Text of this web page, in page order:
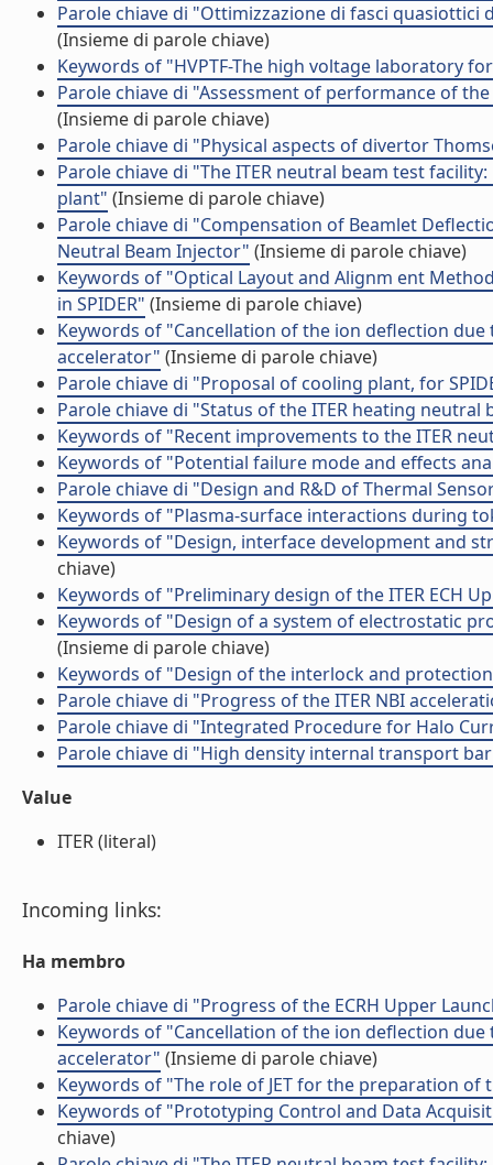
Parole chiave di "Ottimizzazione di fasci quasiottici
(Insieme di parole chiave)
Keywords of "HVPTF-The high voltage laboratory
Parole chiave di "Assessment of performance of
(Insieme di parole chiave)
Parole chiave di "Physical aspects of divertor
Parole chiave di "The ITER neutral beam test
plant" (Insieme di parole chiave)
Parole chiave di "Compensation of Beamlet
Neutral Beam Injector" (Insieme di parole chiave)
Keywords of "Optical Layout and Alignm ent
in SPIDER" (Insieme di parole chiave)
Keywords of "Cancellation of the ion deflection
accelerator" (Insieme di parole chiave)
Parole chiave di "Proposal of cooling plant, for
Parole chiave di "Status of the ITER heating neutral
Keywords of "Recent improvements to the ITER
Keywords of "Potential failure mode and effects
Parole chiave di "Design and R&D of Thermal
Keywords of "Plasma-surface interactions during
Keywords of "Design, interface development and
chiave)
Keywords of "Preliminary design of the ITER ECH
Keywords of "Design of a system of electrostatic
(Insieme di parole chiave)
Keywords of "Design of the interlock and
Parole chiave di "Progress of the ITER NBI
Parole chiave di "Integrated Procedure for Halo
Parole chiave di "High density internal transport
Value
ITER (literal)
Incoming links:
Ha membro
Parole chiave di "Progress of the ECRH Upper
Keywords of "Cancellation of the ion deflection
accelerator" (Insieme di parole chiave)
Keywords of "The role of JET for the preparation of
Keywords of "Prototyping Control and Data
chiave)